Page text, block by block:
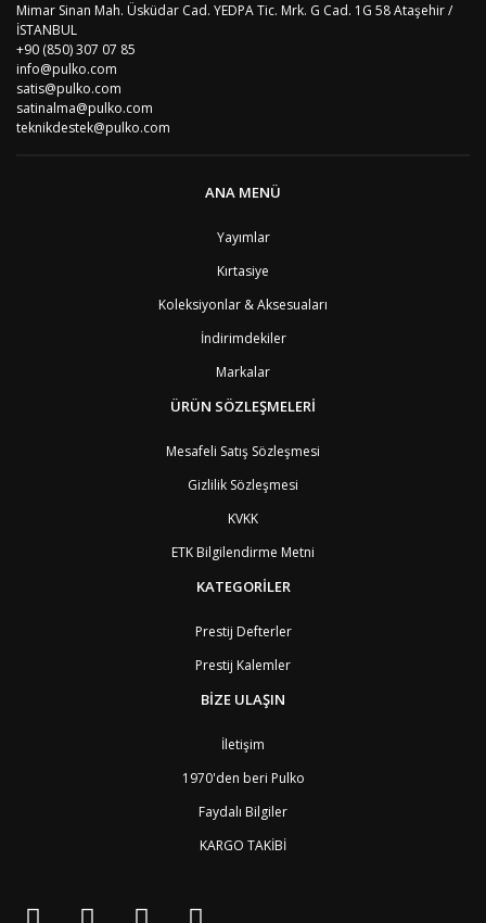
Mimar Sinan Mah. Üsküdar Cad. YEDPA Tic. Mrk. G Cad. 1G 58 Ataşehir /
İSTANBUL
+90 (850) 307 07 85
info@pulko.com
satis@pulko.com
satinalma@pulko.com
teknikdestek@pulko.com
ANA MENÜ
Yayımlar
Kırtasiye
Koleksiyonlar & Aksesuaları
İndirimdekiler
Markalar
ÜRÜN SÖZLEŞMELERİ
Mesafeli Satış Sözleşmesi
Gizlilik Sözleşmesi
KVKK
ETK Bilgilendirme Metni
KATEGORİLER
Prestij Defterler
Prestij Kalemler
BİZE ULAŞIN
İletişim
1970'den beri Pulko
Faydalı Bilgiler
KARGO TAKİBİ